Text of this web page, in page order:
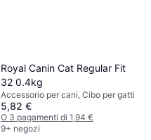
Royal Canin Cat Regular Fit
32 0.4kg
Accessorio per cani, Cibo per gatti
5,82 €
O 3 pagamenti di 1,94 €
9+ negozi